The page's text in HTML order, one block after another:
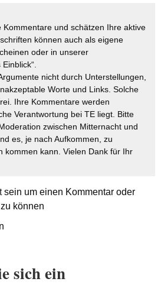
und schätzen Ihre aktive
können auch als eigene
oder in unserer
nicht durch Unterstellungen,
Worte und Links. Solche
Ihre Kommentare werden
Verantwortung bei TE liegt. Bitte
zwischen Mitternacht und
es, je nach Aufkommen, zu
kommen kann. Vielen Dank für Ihr
sein um einen Kommentar oder
können
sich ein